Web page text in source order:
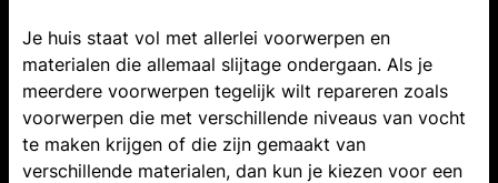
Je huis staat vol met allerlei voorwerpen en
materialen die allemaal slijtage ondergaan. Als je
meerdere voorwerpen tegelijk wilt repareren zoals
voorwerpen die met verschillende niveaus van vocht
te maken krijgen of die zijn gemaakt van
verschillende materialen, dan kun je kiezen voor een